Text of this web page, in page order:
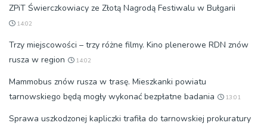
ZPiT Świerczkowiacy ze Złotą Nagrodą Festiwalu w Bułgarii
14:02
Trzy miejscowości – trzy różne filmy. Kino plenerowe RDN znów
rusza w region
14:02
Mammobus znów rusza w trasę. Mieszkanki powiatu
tarnowskiego będą mogły wykonać bezpłatne badania
13:01
Sprawa uszkodzonej kapliczki trafiła do tarnowskiej prokuratury